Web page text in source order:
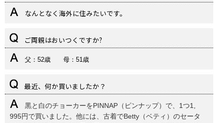
なんとなく海外に住みたいです。
ご両親はおいつくですか?
父： 52歳 母： 51歳
最近、何か買いましたか？
黒と白のチョーカーをPINNAP（ピンナップ）で、1つ1,
995円で買いました。他には、 古着でBetty（ベティ）のセータ